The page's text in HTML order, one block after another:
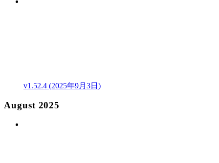
v1.52.4 (2025年9月3日)
August 2025